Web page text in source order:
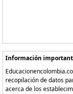
Información
recopilación de datos
acerca de los